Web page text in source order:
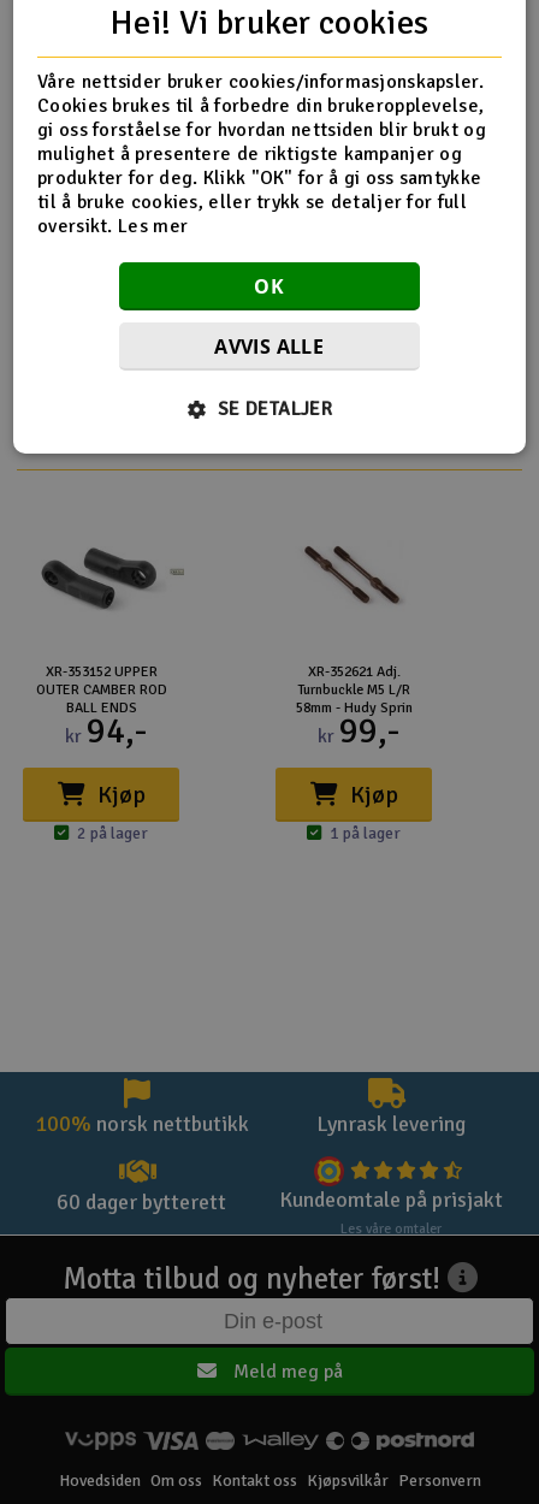
Raketter
Smarthjem, lek & hobby
Solenergi
Sparkesykler & elkjøretøy
Verktøy, utstyr & tilbehør
Produktinformasjon
ALU ADJ. TURNBUCKLE 64MM M5 L/R - SWISS 7075 T6 (2)
Flere detaljer
Produktet er
Reservedeler XRay
Flere så også på
XR-353152 UPPER
OUTER CAMBER ROD
BALL ENDS
kr 94,-
Kjøp
2 på lager
XR-352621 Adj.
Turnbuckle M5 L/R
58mm - Hudy Sprin
kr 99,-
Kjøp
1 på lager
100% norsk nettbutikk Lynrask levering
60 dager bytterett Kundeomtale på prisjakt
Les våre omtaler
Motta tilbud og nyheter først!
Meld meg på
Hovedsiden Om oss Kontakt oss Kjøpsvilkår Personvern
Hei! Vi bruker cookies
Våre nettsider bruker cookies/informasjonskapsler.
Cookies brukes til å forbedre din brukeropplevelse,
gi oss forståelse for hvordan nettsiden blir brukt og
mulighet å presentere de riktigste kampanjer og
produkter for deg. Klikk "OK" for å gi oss samtykke
til å bruke cookies, eller trykk se detaljer for full
oversikt. Les mer
OK
AVVIS ALLE
SE DETALJER